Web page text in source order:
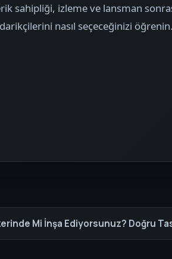
sahipliği, izleme ve lansman
nasıl seçeceğinizi
Mi İnşa Ediyorsunuz? Doğru